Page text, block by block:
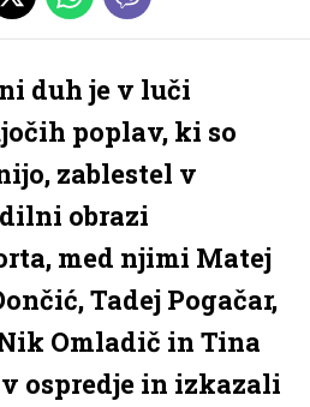
duh je v luči
poplav, ki so
zablestel v
obrazi
med njimi Matej
Tadej Pogačar,
Omladič in Tina
ospredje in izkazali